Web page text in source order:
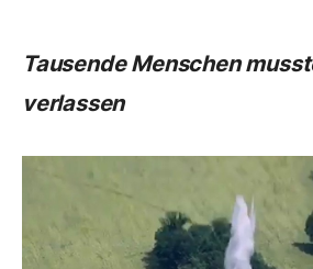
Tausende Menschen
verlassen